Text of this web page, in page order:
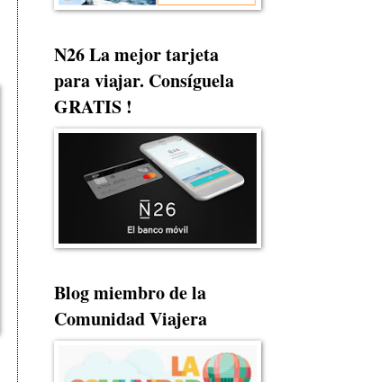
N26 La mejor tarjeta
para viajar. Consíguela
GRATIS !
Blog miembro de la
Comunidad Viajera